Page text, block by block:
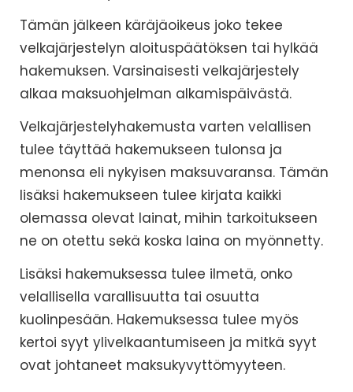
Tämän jälkeen käräjäoikeus joko tekee
velkajärjestelyn aloituspäätöksen tai hylkää
hakemuksen. Varsinaisesti velkajärjestely
alkaa maksuohjelman alkamispäivästä.
Velkajärjestelyhakemusta varten velallisen
tulee täyttää hakemukseen tulonsa ja
menonsa eli nykyisen maksuvaransa. Tämän
lisäksi hakemukseen tulee kirjata kaikki
olemassa olevat lainat, mihin tarkoitukseen
ne on otettu sekä koska laina on myönnetty.
Lisäksi hakemuksessa tulee ilmetä, onko
velallisella varallisuutta tai osuutta
kuolinpesään. Hakemuksessa tulee myös
kertoi syyt ylivelkaantumiseen ja mitkä syyt
ovat johtaneet maksukyvyttömyyteen.